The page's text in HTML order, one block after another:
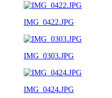
IMG_0422.JPG
IMG_0303.JPG
IMG_0424.JPG